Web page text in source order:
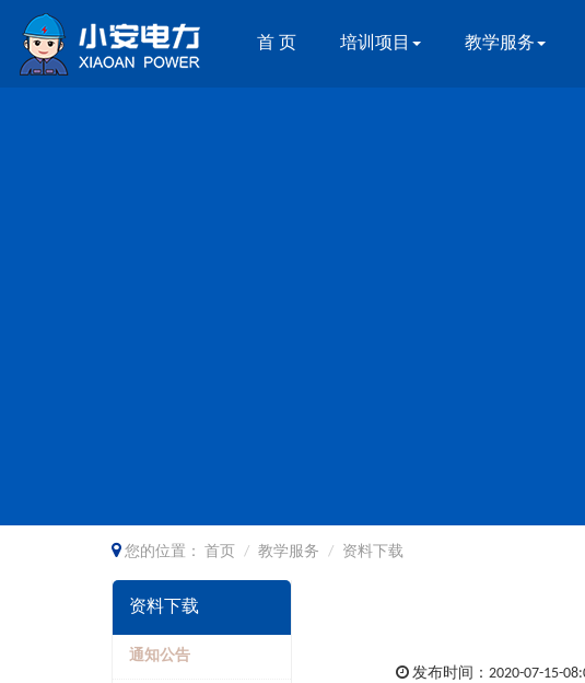
首 页 培训项目 教学服务
您的位置： 首页 教学服务 资料下载
资料下载
通知公告
发布时间：2020-07-15-